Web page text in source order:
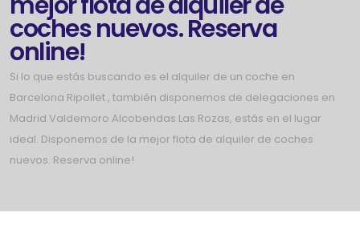
coches nuevos. Reserva
online!
Si lo que estás buscando es el alquiler de un coche en
Barcelona Ripollet , también disponemos de delegaciones en
Madrid Valdemoro Alcobendas Las Rozas, estás en el lugar
ideal. Disponemos de la mejor flota de alquiler de coches
nuevos. Reserva online!